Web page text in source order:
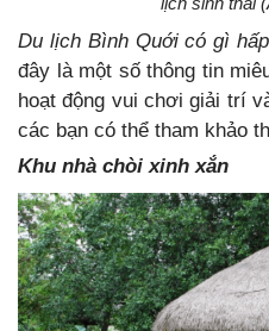
Du lịch Bình Quới có gì
đây là một số thông tin
hoạt động vui chơi giải trí
các bạn có thể tham khảo
Khu nhà chòi xinh xắn